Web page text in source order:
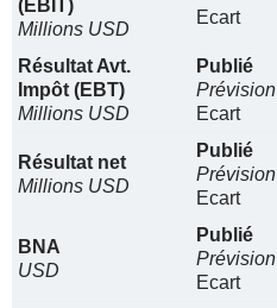
(EBIT)
Millions USD
Ecart
Résultat Avt.
Impôt (EBT)
Millions USD
Publié
Prévision
Ecart
Résultat net
Millions USD
Publié
Prévision
Ecart
BNA
USD
Publié
Prévision
Ecart